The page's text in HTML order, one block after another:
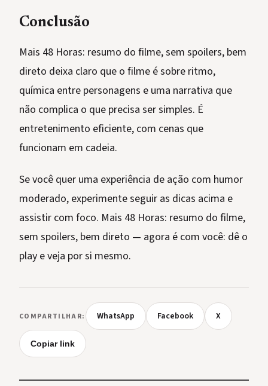
Conclusão
Mais 48 Horas: resumo do filme, sem spoilers, bem
direto deixa claro que o filme é sobre ritmo,
química entre personagens e uma narrativa que
não complica o que precisa ser simples. É
entretenimento eficiente, com cenas que
funcionam em cadeia.
Se você quer uma experiência de ação com humor
moderado, experimente seguir as dicas acima e
assistir com foco. Mais 48 Horas: resumo do filme,
sem spoilers, bem direto — agora é com você: dê o
play e veja por si mesmo.
COMPARTILHAR: WhatsApp Facebook X
Copiar link